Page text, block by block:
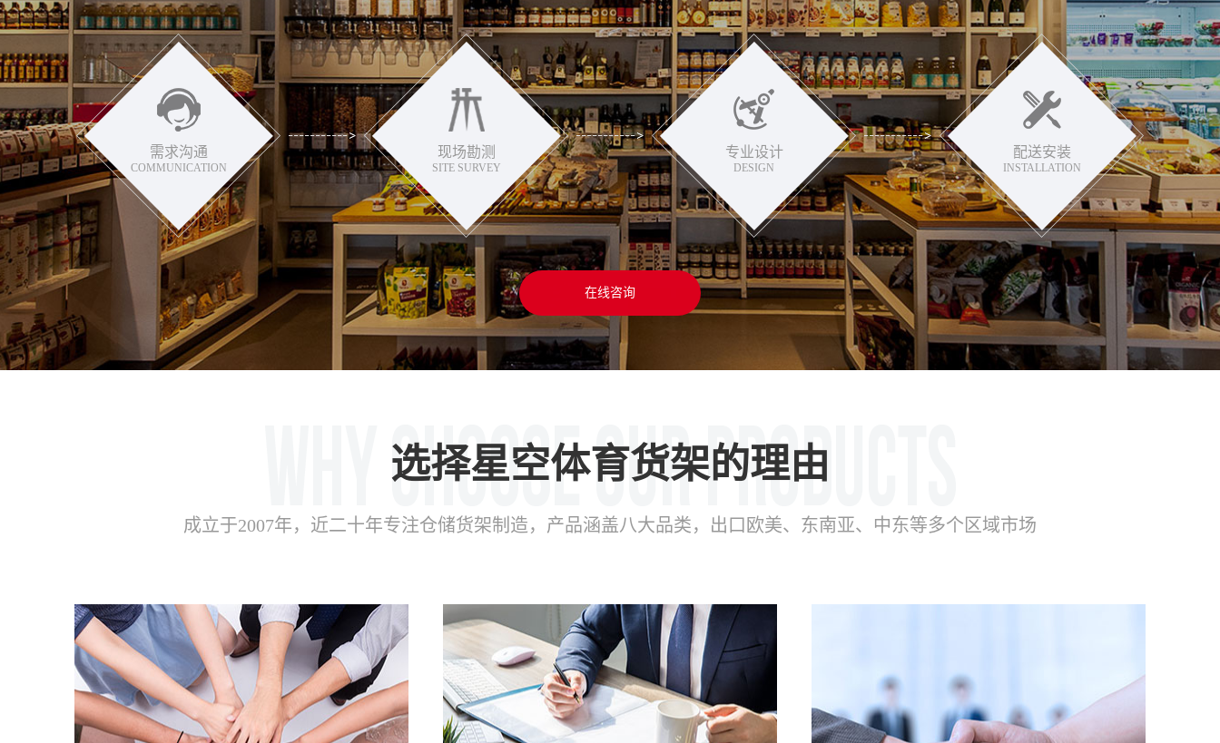
需求沟通
COMMUNICATION
现场勘测
SITE SURVEY
专业设计
DESIGN
配送安装
INSTALLATION
在线咨询
选择星空体育货架的理由
成立于2007年，近二十年专注仓储货架制造，产品涵盖八大品类，出口欧美、东南亚、中东等多个区域市场